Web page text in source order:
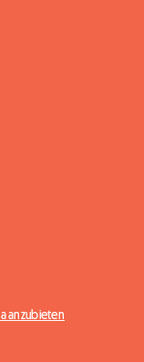
anzubieten